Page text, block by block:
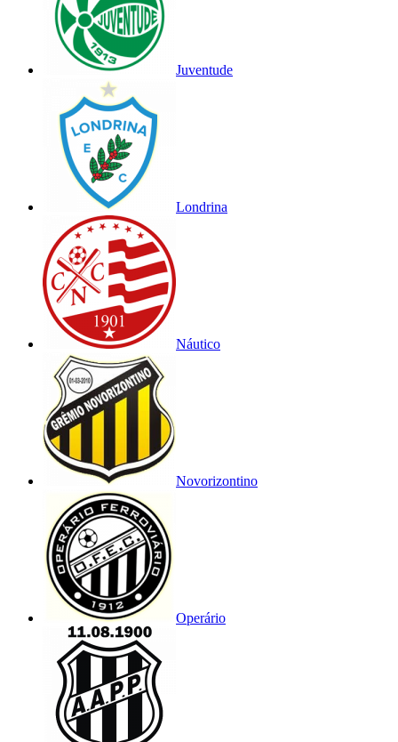
Juventude
Londrina
Náutico
Novorizontino
Operário